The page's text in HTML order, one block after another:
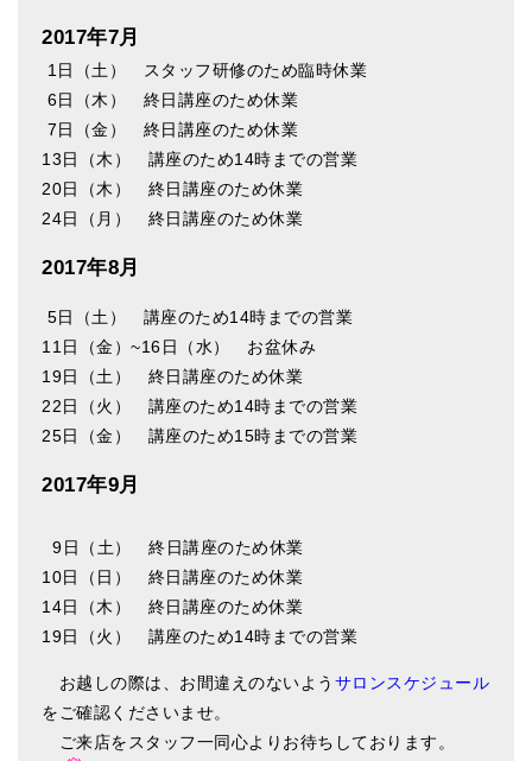
2017年7月
1日（土） スタッフ研修のため臨時休業
6日（木） 終日講座のため休業
7日（金） 終日講座のため休業
13日（木） 講座のため14時までの営業
20日（木） 終日講座のため休業
24日（月） 終日講座のため休業
2017年8月
5日（土） 講座のため14時までの営業
11日（金）~16日（水） お盆休み
19日（土） 終日講座のため休業
22日（火） 講座のため14時までの営業
25日（金） 講座のため15時までの営業
2017年9月
9日（土） 終日講座のため休業
10日（日） 終日講座のため休業
14日（木） 終日講座のため休業
19日（火） 講座のため14時までの営業
お越しの際は、お間違えのないよう サロンスケジュール
をご確認くださいませ。
ご来店をスタッフ一同心よりお待ちしております。